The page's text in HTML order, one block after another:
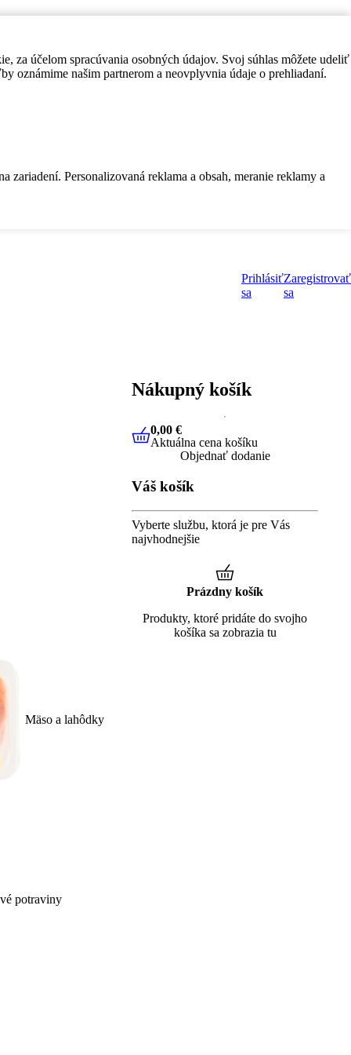
za účelom spracúvania osobných údajov. Svoj súhlas môžete udeliť
oznámime našim partnerom a neovplyvnia údaje o prehliadaní.
Personalizovaná reklama a obsah, meranie reklamy a
Prihlásiť
sa
Zaregistrovať
sa
Mäso a lahôdky
potraviny
Nákupný košík
0,00 €Aktuálna cena košíku
0,00 €
Aktuálna cena košíku
Objednať dodanie
Váš košík
Vyberte službu, ktorá je pre Vás
najvhodnejšie
Prázdny košík
Produkty, ktoré pridáte do svojho
košíka sa zobrazia tu